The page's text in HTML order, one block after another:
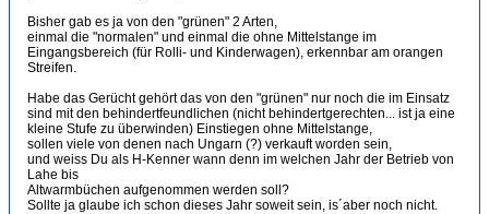
Bisher gab es ja von den "grünen" 2 Arten,
einmal die "normalen" und einmal die ohne Mittelstange im
Eingangsbereich (für Rolli- und Kinderwagen), erkennbar am orangen
Streifen.
Habe das Gerücht gehört das von den "grünen" nur noch die im Einsatz
sind mit den behindertfeundlichen (nicht behindertgerechten... ist ja eine
kleine Stufe zu überwinden) Einstiegen ohne Mittelstange,
sollen viele von denen nach Ungarn (?) verkauft worden sein,
und weiss Du als H-Kenner wann denn im welchen Jahr der Betrieb von
Lahe bis
Altwarmbüchen aufgenommen werden soll?
Sollte ja glaube ich schon dieses Jahr soweit sein, is´aber noch nicht.